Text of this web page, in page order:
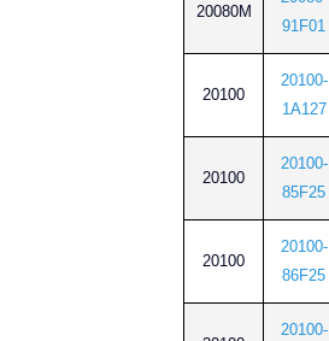
20080M
91F01
20100
20100-
1A127
20100
20100-
85F25
20100
20100-
86F25
20100-